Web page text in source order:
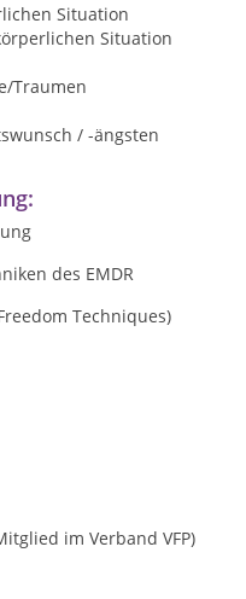
Situation
Situation
Traumen
/ -ängsten
des EMDR
Techniques)
im Verband VFP)